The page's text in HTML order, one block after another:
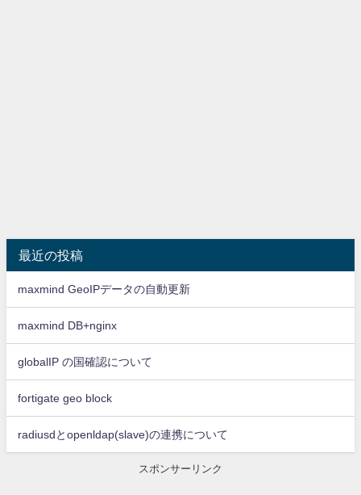
最近の投稿
maxmind GeoIPデータの自動更新
maxmind DB+nginx
globalIP の国確認について
fortigate geo block
radiusdとopenldap(slave)の連携について
スポンサーリンク